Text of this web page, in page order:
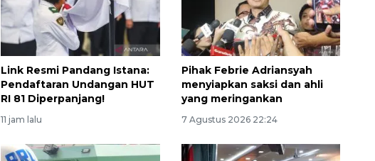
Link Resmi Pandang Istana:
Pendaftaran Undangan HUT
RI 81 Diperpanjang!
11 jam lalu
Pihak Febrie Adriansyah
menyiapkan saksi dan ahli
yang meringankan
7 Agustus 2026 22:24
160 ribu sambungan baru
jaringan gas 2026
2026-08-07 18:00:00